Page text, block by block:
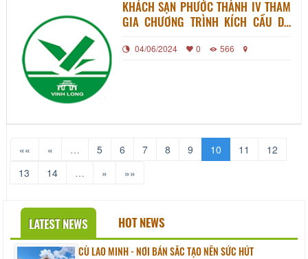
KHÁCH SẠN PHƯỚC THÀNH IV THAM
GIA CHƯƠNG TRÌNH KÍCH CẦU DU
04/06/2024 0 566
«« « … 5 6 7 8 9 10 11
12
13
14 … » »»
LATEST NEWS HOT NEWS
CÙ LAO MINH - NƠI BẢN SẮC TẠO NÊN SỨC HÚT